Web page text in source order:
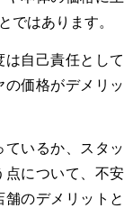
ではあります。
自己責任として
価格がデメリッ
ているか、スタッ
点について、不安
のデメリットと